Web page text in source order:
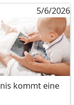
5/6/2026
kommt eine